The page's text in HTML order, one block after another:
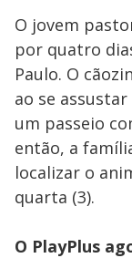
O jovem
por quatro
Paulo. O
ao se
um passeio
então, a
localizar o
quarta (3).
O PlayPlus